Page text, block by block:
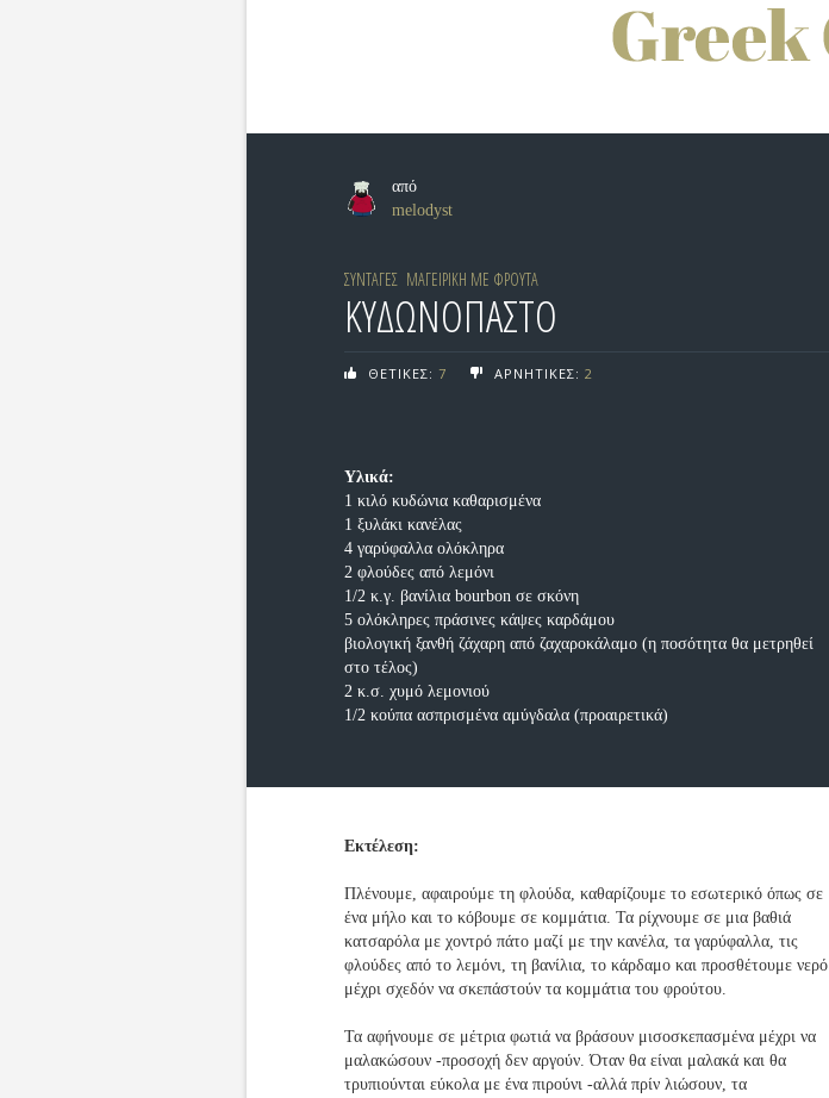
από
melodyst
ΣΥΝΤΑΓΕΣ ΜΑΓΕΙΡΙΚΗ ΜΕ ΦΡΟΥΤΑ
ΚΥΔΩΝΟΠΑΣΤΟ
ΘΕΤΙΚΕΣ: 7 ΑΡΝΗΤΙΚΕΣ: 2
Υλικά:
1 κιλό κυδώνια καθαρισμένα
1 ξυλάκι κανέλας
4 γαρύφαλλα ολόκληρα
2 φλούδες από λεμόνι
1/2 κ.γ. βανίλια bourbon σε σκόνη
5 ολόκληρες πράσινες κάψες καρδάμου
βιολογική ξανθή ζάχαρη από ζαχαροκάλαμο (η ποσότητα θα μετρηθεί
στο τέλος)
2 κ.σ. χυμό λεμονιού
1/2 κούπα ασπρισμένα αμύγδαλα (προαιρετικά)
Εκτέλεση:
Πλένουμε, αφαιρούμε τη φλούδα, καθαρίζουμε το εσωτερικό όπως σε
ένα μήλο και το κόβουμε σε κομμάτια. Τα ρίχνουμε σε μια βαθιά
κατσαρόλα με χοντρό πάτο μαζί με την κανέλα, τα γαρύφαλλα, τις
φλούδες από το λεμόνι, τη βανίλια, το κάρδαμο και προσθέτουμε νερό
μέχρι σχεδόν να σκεπάστούν τα κομμάτια του φρούτου.
Τα αφήνουμε σε μέτρια φωτιά να βράσουν μισοσκεπασμένα μέχρι να
μαλακώσουν -προσοχή δεν αργούν. Όταν θα είναι μαλακά και θα
τρυπιούνται εύκολα με ένα πιρούνι -αλλά πρίν λιώσουν, τα